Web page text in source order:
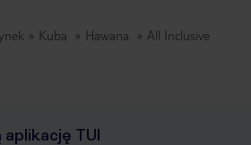
Kuba Hawana All Inclusive
TUI